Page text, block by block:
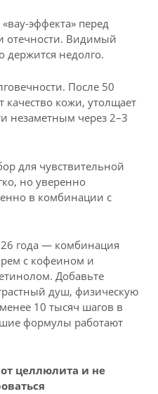
эффекта» перед
отечности. Видимый
держится недолго.
После 50
кожи, утолщает
незаметным через 2–3
для чувствительной
но уверенно
в комбинации с
года — комбинация
с кофеином и
Добавьте
душ, физическую
10 тысяч шагов в
формулы работают
целлюлита и не